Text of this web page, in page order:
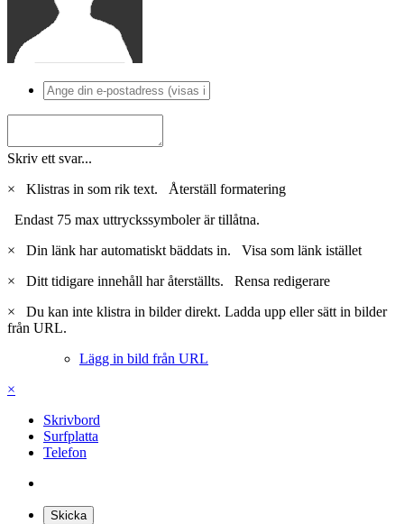
Skriv ett svar...
×
Klistras in som rik text. Återställ formatering
Endast 75 max uttryckssymboler är tillåtna.
×
Din länk har automatiskt bäddats in. Visa som länk istället
×
Ditt tidigare innehåll har återställts. Rensa redigerare
×
Du kan inte klistra in bilder direkt. Ladda upp eller sätt in bilder
från URL.
Lägg in bild från URL
×
Skrivbord
Surfplatta
Telefon
Skicka